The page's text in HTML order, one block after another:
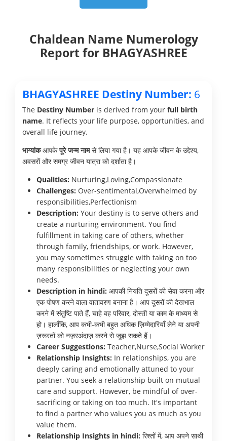
Chaldean Name Numerology
Report for BHAGYASHREE
BHAGYASHREE Destiny Number: 6
The Destiny Number is derived from your full birth
name. It reflects your life purpose, opportunities, and
overall life journey.
भाग्यांकआपकेपूरे जन्म नामसे लिया गया है। यह आपके जीवन के उद्देश्य,
अवसरों और समग्र जीवन यात्रा को दर्शाता है।
Qualities: Nurturing,Loving,Compassionate
Challenges: Over-sentimental,Overwhelmed by
responsibilities,Perfectionism
Description: Your destiny is to serve others and
create a nurturing environment. You find
fulfillment in taking care of others, whether
through family, friendships, or work. However,
you may sometimes struggle with taking on too
many responsibilities or neglecting your own
needs.
Description in hindi: आपकी नियति दूसरों की सेवा करना और
एक पोषण करने वाला वातावरण बनाना है। आप दूसरों की देखभाल
करने में संतुष्टि पाते हैं, चाहे वह परिवार, दोस्ती या काम के माध्यम से
हो। हालाँकि, आप कभी-कभी बहुत अधिक ज़िम्मेदारियाँ लेने या अपनी
ज़रूरतों को नज़रअंदाज़ करने से जूझ सकते हैं।
Career Suggestions: Teacher,Nurse,Social Worker
Relationship Insights: In relationships, you are
deeply caring and emotionally attuned to your
partner. You seek a relationship built on mutual
care and support. However, be mindful of over-
sacrificing or taking on too much. It's important
to find a partner who values you as much as you
value them.
Relationship Insights in hindi: रिश्तों में, आप अपने साथी